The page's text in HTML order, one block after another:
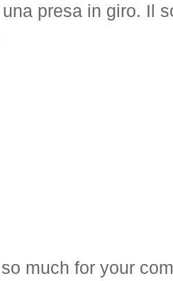
presa in giro. Il
much for your